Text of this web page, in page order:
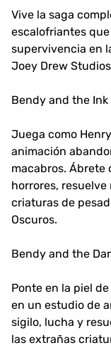
Vive la saga
escalofriantes
supervivencia en
Joey Drew
Bendy and the
Juega como
animación
macabros. Ábrete
horrores,
criaturas de
Oscuros.
Bendy and the
Ponte en la piel
en un estudio de
sigilo, lucha y
las extrañas